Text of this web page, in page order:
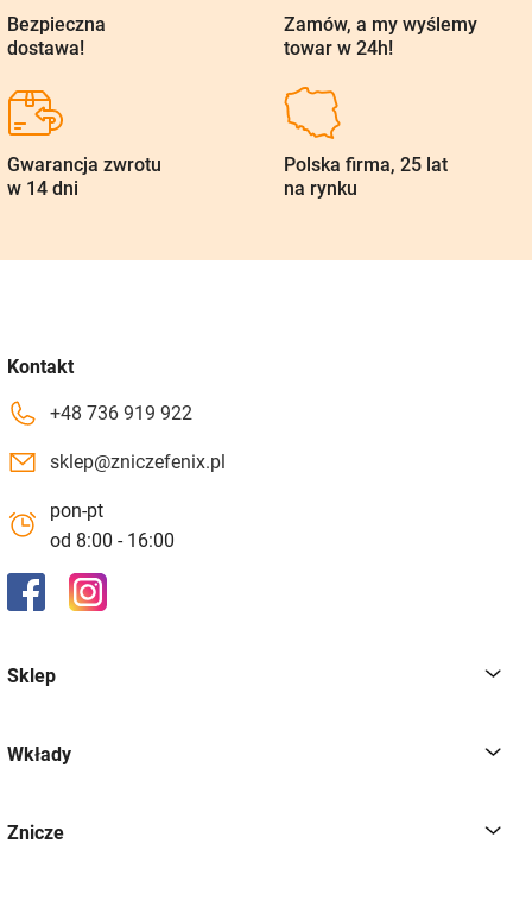
Bezpieczna
dostawa!
Zamów, a my wyślemy
towar w 24h!
Gwarancja zwrotu
w 14 dni
Polska firma, 25 lat
na rynku
Kontakt
+48 736 919 922
sklep@zniczefenix.pl
pon-pt
od 8:00 - 16:00
Sklep
Wkłady
Znicze